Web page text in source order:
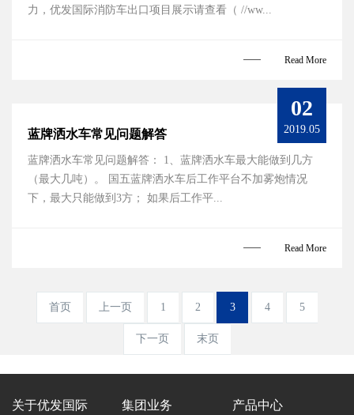
力，优发国际消防车出口项目展示请查看（ //ww...
Read More
蓝牌洒水车常见问题解答
蓝牌洒水车常见问题解答： 1、蓝牌洒水车最大能做到几方
（最大几吨）。 国五蓝牌洒水车后工作平台不加雾炮情况
下，最大只能做到3方； 如果后工作平...
02
2019.05
Read More
首页 上一页 1 2 3 4 5
下一页 末页
关于优发国际 集团业务 产品中心